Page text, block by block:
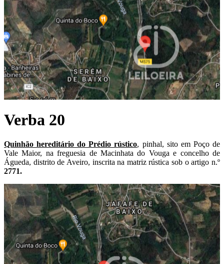
Verba 20
Quinhão hereditário do Prédio rústico, pinhal, sito em Poço de
Vale Maior, na freguesia de Macinhata do Vouga e concelho de
Águeda, distrito de Aveiro, inscrita na matriz rústica sob o artigo n.º
2771.